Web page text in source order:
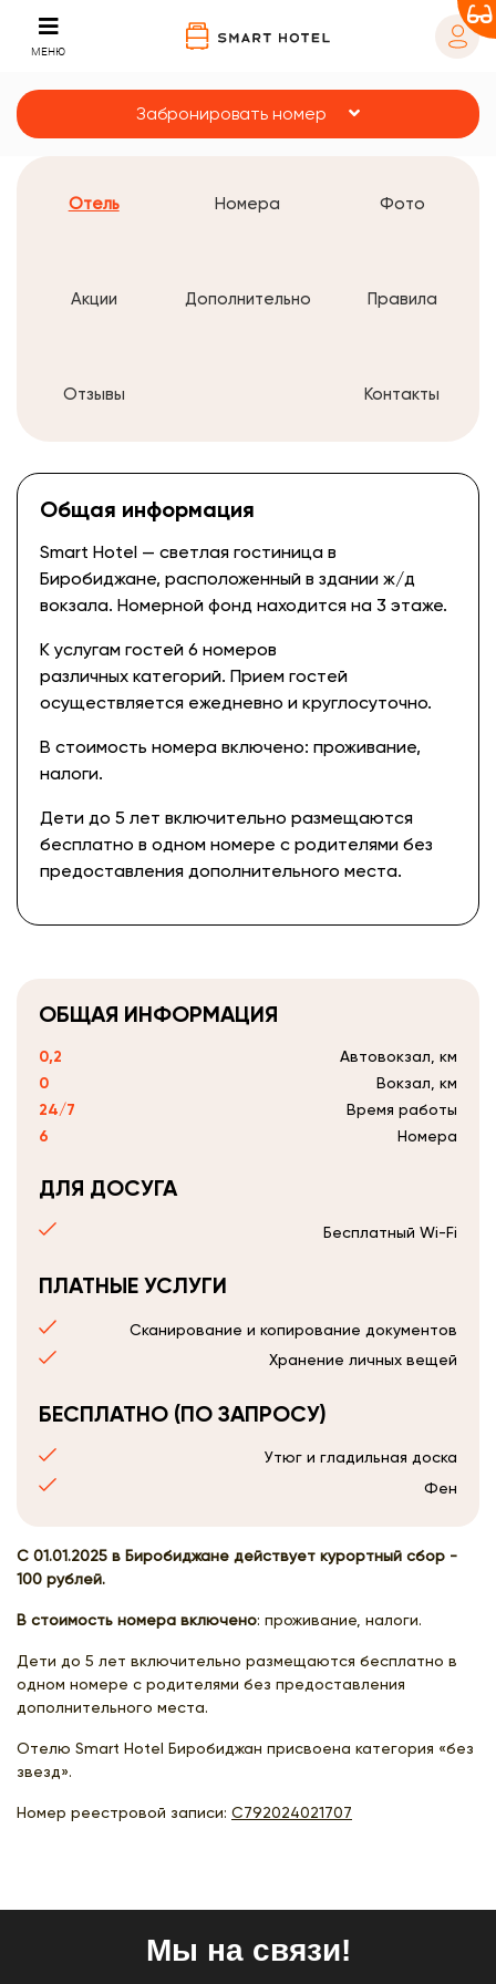
МЕНЮ
Забронировать номер
Отель Номера Фото
Акции Дополнительно Правила
Отзывы Контакты
Общая информация
Smart Hotel — светлая гостиница в
Биробиджане, расположенный в здании ж/д
вокзала. Номерной фонд находится на 3 этаже.
К услугам гостей 6 номеров
различных категорий. Прием гостей
осуществляется ежедневно и круглосуточно.
В стоимость номера включено: проживание,
налоги.
Дети до 5 лет включительно размещаются
бесплатно в одном номере с родителями без
предоставления дополнительного места.
ОБЩАЯ ИНФОРМАЦИЯ
0,2 Автовокзал, км
0 Вокзал, км
24/7 Время работы
6 Номера
ДЛЯ ДОСУГА
Бесплатный Wi-Fi
ПЛАТНЫЕ УСЛУГИ
Сканирование и копирование документов
Хранение личных вещей
БЕСПЛАТНО (ПО ЗАПРОСУ)
Утюг и гладильная доска
Фен
С 01.01.2025 в Биробиджане действует курортный сбор -
100 рублей.
В стоимость номера включено: проживание, налоги.
Дети до 5 лет включительно размещаются бесплатно в
одном номере с родителями без предоставления
дополнительного места.
Отелю Smart Hotel Биробиджан присвоена категория «без
звезд».
Номер реестровой записи: С792024021707
Мы на связи!